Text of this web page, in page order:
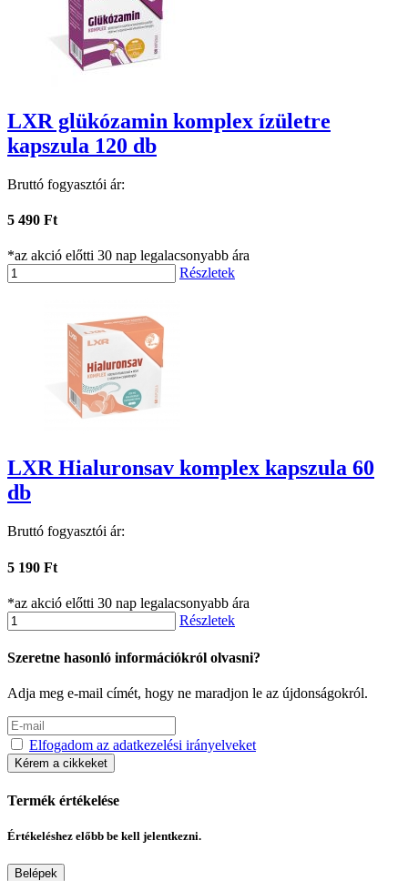
LXR glükózamin komplex ízületre
kapszula 120 db
Bruttó fogyasztói ár:
5 490 Ft
*az akció előtti 30 nap legalacsonyabb ára
Részletek
LXR Hialuronsav komplex kapszula 60
db
Bruttó fogyasztói ár:
5 190 Ft
*az akció előtti 30 nap legalacsonyabb ára
Részletek
Szeretne hasonló információkról olvasni?
Adja meg e-mail címét, hogy ne maradjon le az újdonságokról.
Elfogadom az adatkezelési irányelveket
Kérem a cikkeket
Termék értékelése
Értékeléshez előbb be kell jelentkezni.
Belépek